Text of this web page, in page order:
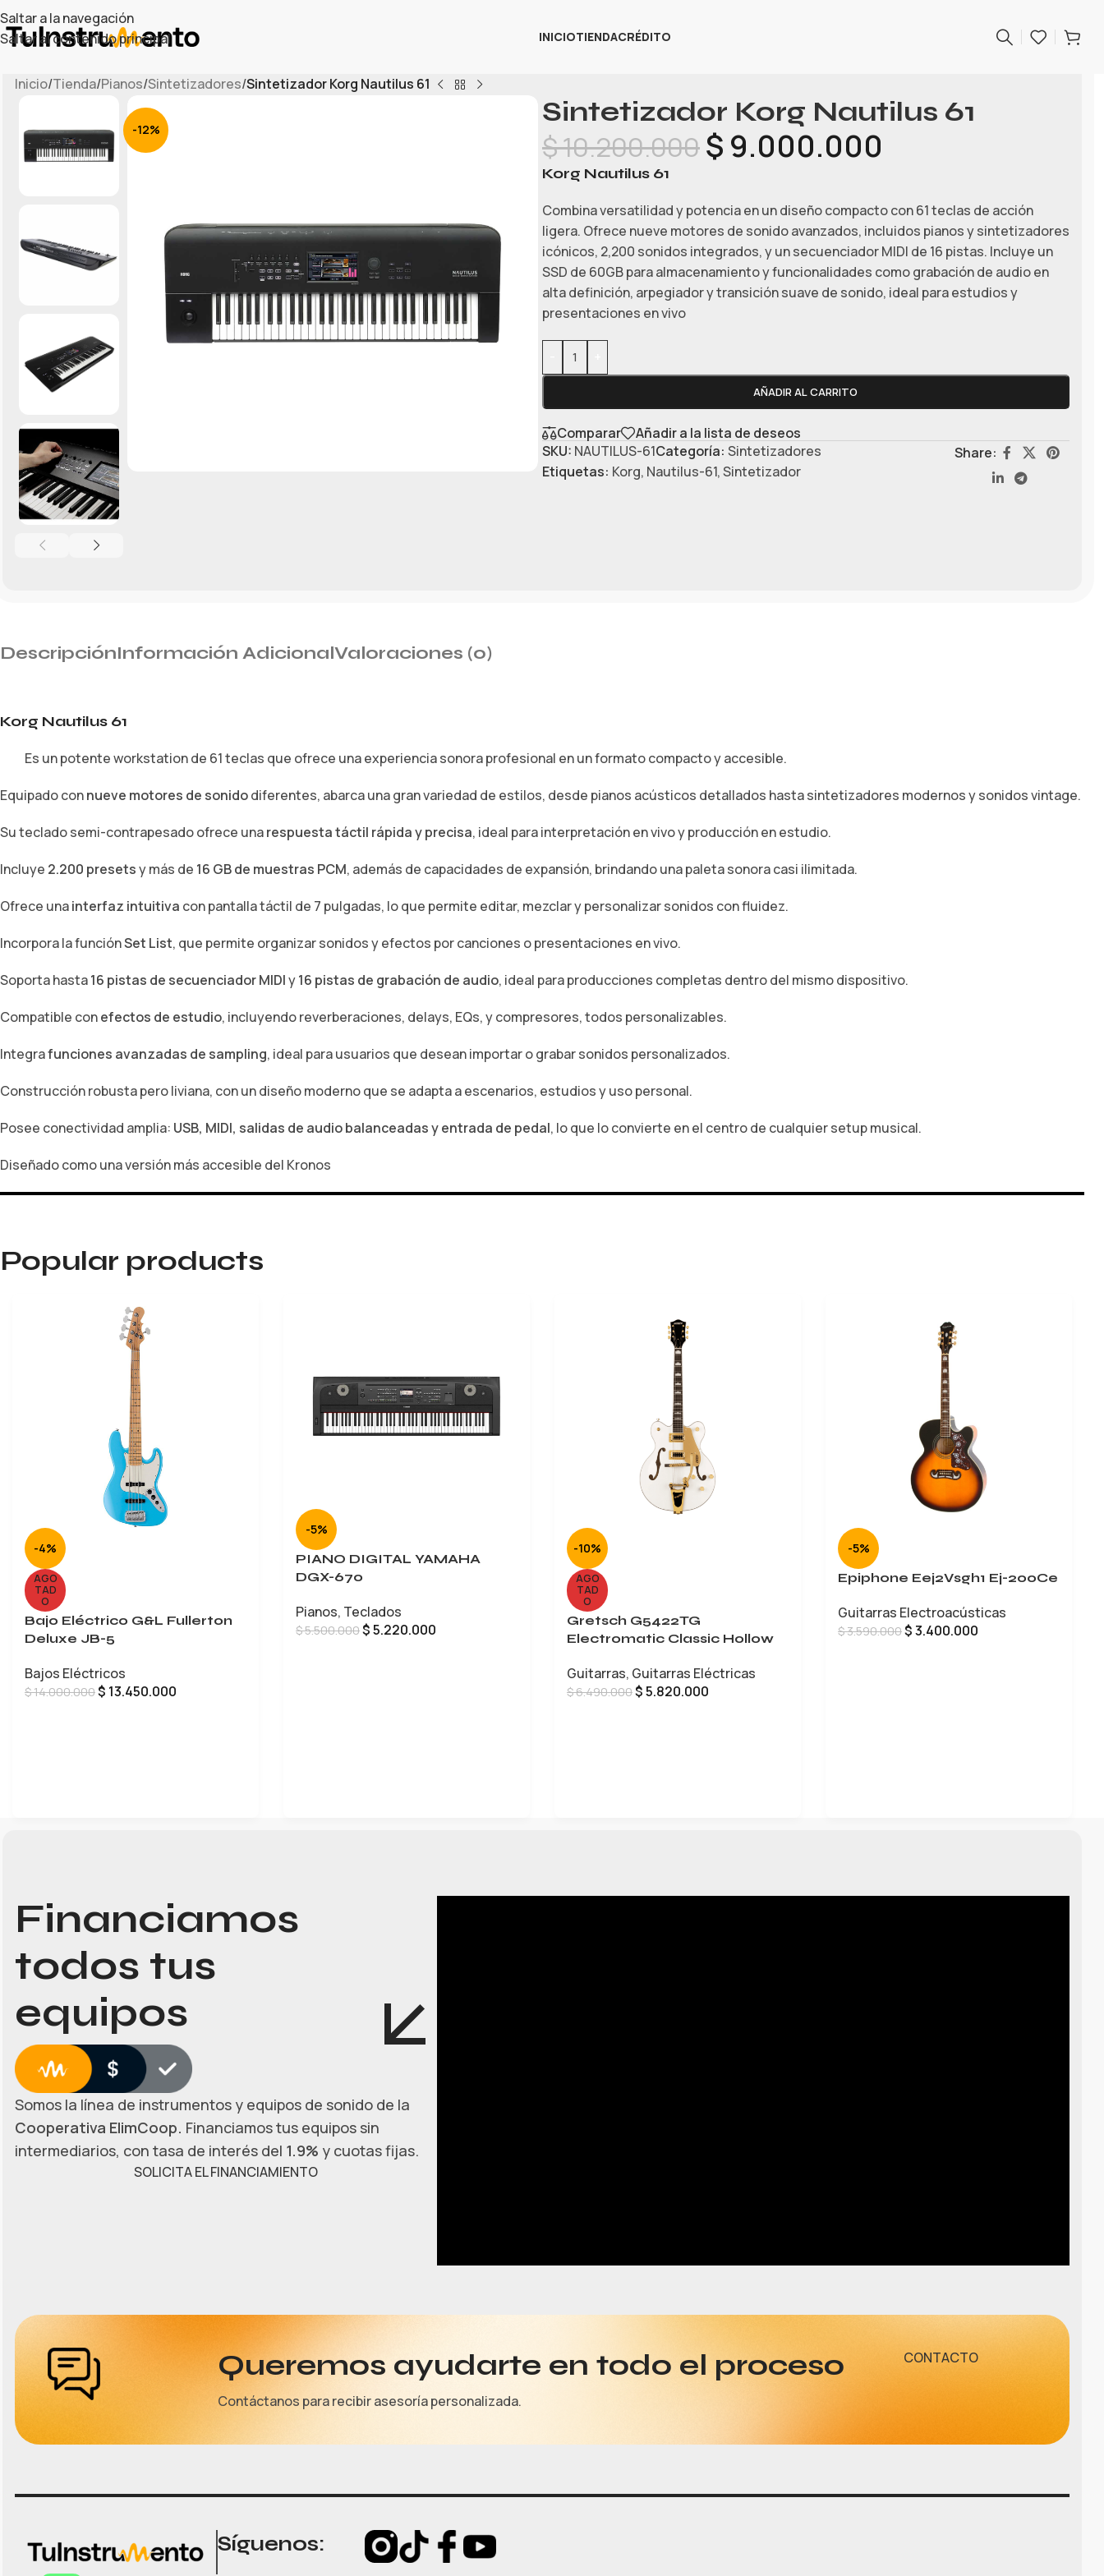
Saltar a la navegación
Saltar al contenido principal
INICIOTIENDACRÉDITO
Inicio/Tienda/Pianos/Sintetizadores/Sintetizador Korg Nautilus 61
-12%
Sintetizador Korg Nautilus 61
$10.200.000$ 9.000.000
Korg Nautilus 61
Combina versatilidad y potencia en un diseño compacto con 61 teclas de acción
ligera. Ofrece nueve motores de sonido avanzados, incluidos pianos y sintetizadores
icónicos, 2,200 sonidos integrados, y un secuenciador MIDI de 16 pistas. Incluye un
SSD de 60GB para almacenamiento y funcionalidades como grabación de audio en
alta definición, arpegiador y transición suave de sonido, ideal para estudios y
presentaciones en vivo
AÑADIR AL CARRITO
Comparar
Añadir a la lista de deseos
SKU: NAUTILUS-61Categoría: Sintetizadores
Etiquetas: Korg, Nautilus-61,Sintetizador
Share:
DescripciónInformación AdicionalValoraciones (0)
Korg Nautilus 61
Es un potente workstation de 61 teclas que ofrece una experiencia sonora profesional en un formato compacto y accesible.
Equipado connueve motores de sonidodiferentes, abarca una gran variedad de estilos, desde pianos acústicos detallados hasta sintetizadores modernos y sonidos vintage.
Su teclado semi-contrapesado ofrece unarespuesta táctil rápida y precisa, ideal para interpretación en vivo y producción en estudio.
Incluye 2.200 presetsy más de 16 GB de muestras PCM, además de capacidades de expansión, brindando una paleta sonora casi ilimitada.
Ofrece unainterfaz intuitiva con pantalla táctil de 7 pulgadas, lo que permite editar, mezclar y personalizar sonidos con fluidez.
Incorpora la funciónSet List, que permite organizar sonidos y efectos por canciones o presentaciones en vivo.
Soporta hasta16 pistas de secuenciador MIDIy16 pistas de grabación de audio, ideal para producciones completas dentro del mismo dispositivo.
Compatible conefectos de estudio, incluyendo reverberaciones, delays, EQs, y compresores, todos personalizables.
Integrafunciones avanzadas de sampling, ideal para usuarios que desean importar o grabar sonidos personalizados.
Construcción robusta pero liviana, con un diseño moderno que se adapta a escenarios, estudios y uso personal.
Posee conectividad amplia: USB, MIDI, salidas de audio balanceadas y entrada de pedal, lo que lo convierte en el centro de cualquier setup musical.
Diseñado como una versión más accesible del Kronos
Popular products
-4%
AGO
TAD
O
Bajo Eléctrico G&L Fullerton
Deluxe JB-5
Bajos Eléctricos
$14.000.000$ 13.450.000
-5%
PIANO DIGITAL YAMAHA
DGX-670
Pianos, Teclados
$5.500.000$5.220.000
-10%
AGO
TAD
O
Gretsch G5422TG
Electromatic Classic Hollow
Guitarras, Guitarras Eléctricas
$6.490.000$5.820.000
-5%
Epiphone Eej2Vsgh1 Ej-200Ce
Guitarras Electroacústicas
$3.590.000$3.400.000
Financiamos
todos tus
equipos
Somos la línea de instrumentos y equipos de sonido de la
Cooperativa ElimCoop. Financiamos tus equipos sin
intermediarios, con tasa de interés del 1.9% y cuotas fijas.
SOLICITA EL FINANCIAMIENTO
Queremos ayudarte en todo el proceso
Contáctanos para recibir asesoría personalizada.
CONTACTO
Síguenos: